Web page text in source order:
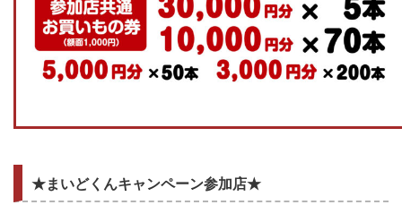
★まいどくんキャンペーン参加店★